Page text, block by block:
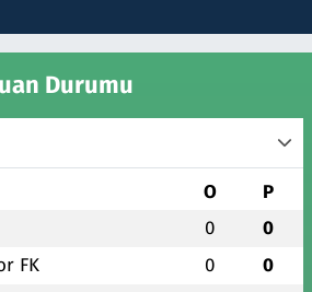
Durumu
O P
0 0
FK 0 0